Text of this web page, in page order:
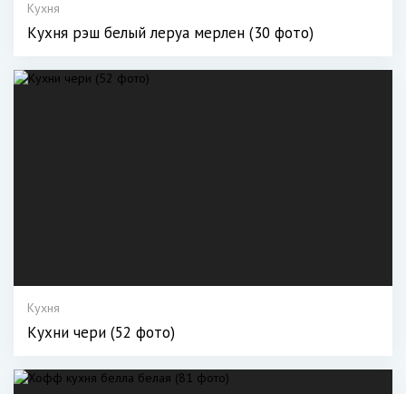
Кухня
Кухня рэш белый леруа мерлен (30 фото)
Кухня
Кухни чери (52 фото)